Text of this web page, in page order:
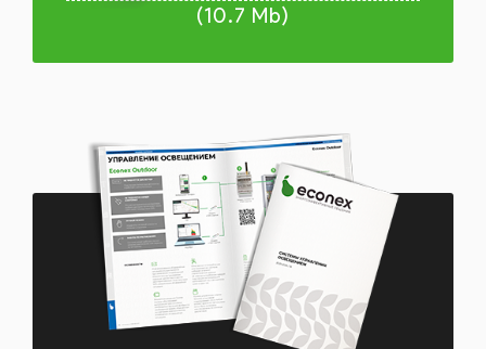
(10.7 Mb)